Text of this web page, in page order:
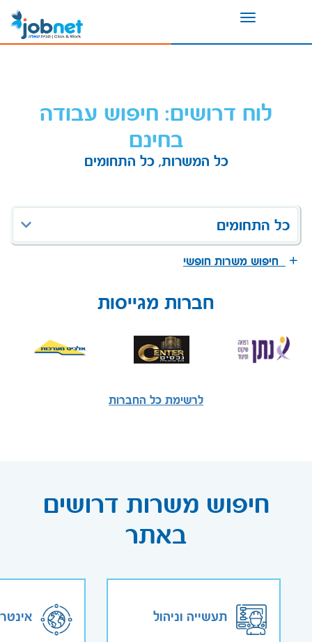
Toggle
לוח דרושים: חיפוש עבודה
בחינם
כל המשרות, כל התחומים
כל התחומים
חיפוש משרות חופשי
חברות מגייסות
לרשימת כל החברות
חיפוש משרות דרושים
באתר
תעשייה וניהול